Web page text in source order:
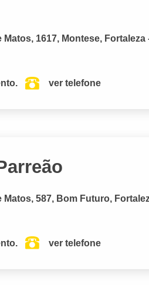
1617, Montese, Fortaleza
ver telefone
587, Bom Futuro,
ver telefone